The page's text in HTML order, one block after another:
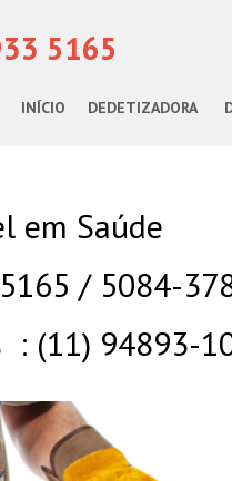
5165
INÍCIO DEDETIZADORA
em Saúde
/ 5084-
: (11) 94893-